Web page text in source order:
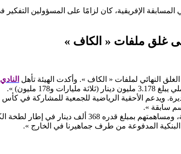
الإفريقية، كان لزامًا على المسؤولين
غلق ملفات « الكاف »
النهائي لملفات « الكاف ». وأكدت الهيئة تأهل
ويدعم الأحقية الرياضية للجمعية للمشاركة في كأس
سابقة ».
ألف دينار في إطار لطخة الكاف ».